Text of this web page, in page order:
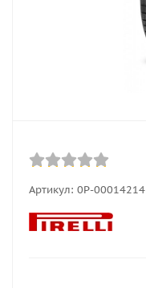
Артикул: 0Р-00014214